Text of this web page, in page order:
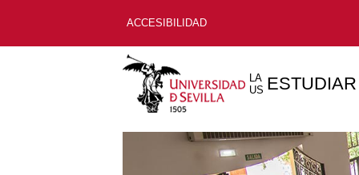
ACCESIBILIDAD
LA
US ESTUDIAR